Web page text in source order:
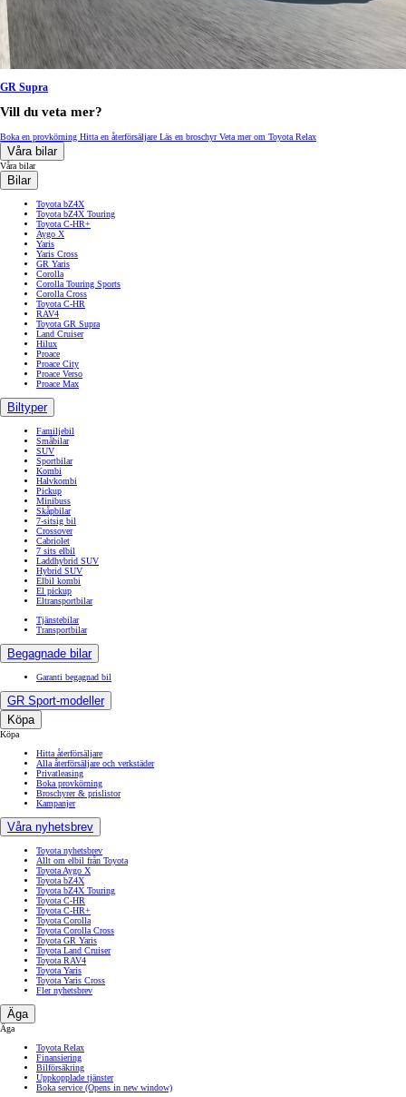
GR Supra
Vill du veta mer?
Boka en provkörning Hitta en återförsäljare Läs en broschyrVeta mer om Toyota Relax
Våra bilar
Våra bilar
Bilar
Toyota bZ4X
Toyota bZ4X Touring
Toyota C-HR+
Aygo X
Yaris
Yaris Cross
GR Yaris
Corolla
Corolla Touring Sports
Corolla Cross
Toyota C-HR
RAV4
Toyota GR Supra
Land Cruiser
Hilux
Proace
Proace City
Proace Verso
Proace Max
Biltyper
Familjebil
Småbilar
SUV
Sportbilar
Kombi
Halvkombi
Pickup
Minibuss
Skåpbilar
7-sitsig bil
Crossover
Cabriolet
7 sits elbil
Laddhybrid SUV
Hybrid SUV
Elbil kombi
El pickup
Eltransportbilar
Tjänstebilar
Transportbilar
Begagnade bilar
Garanti begagnad bil
GR Sport-modeller
Köpa
Köpa
Hitta återförsäljare
Alla återförsäljare och verkstäder
Privatleasing
Boka provkörning
Broschyrer & prislistor
Kampanjer
Våra nyhetsbrev
Toyota nyhetsbrev
Allt om elbil från Toyota
Toyota Aygo X
Toyota bZ4X
Toyota bZ4X Touring
Toyota C-HR
Toyota C-HR+
Toyota Corolla
Toyota Corolla Cross
Toyota GR Yaris
Toyota Land Cruiser
Toyota RAV4
Toyota Yaris
Toyota Yaris Cross
Fler nyhetsbrev
Äga
Äga
Toyota Relax
Finansiering
Bilförsäkring
Uppkopplade tjänster
Boka service (Opens in new window)